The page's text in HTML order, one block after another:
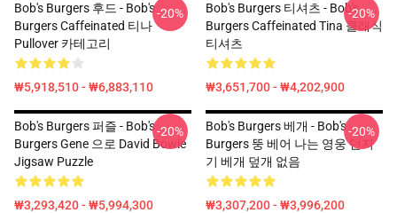
Bob's Burgers 후드 - Bob's
Burgers Caffeinated 티나
Pullover 카테고리
₩5,918,510 - ₩6,883,110
-20%
Bob's Burgers 티셔츠 - Bob's
Burgers Caffeinated Tina 클래식
티셔츠
₩3,651,700 - ₩4,202,900
-20%
Bob's Burgers 퍼즐 - Bob's
Burgers Gene 으로 David Bowie
Jigsaw Puzzle
₩3,293,420 - ₩5,994,300
-20%
Bob's Burgers 베개 - Bob's
Burgers 뚱 베어 나는 영웅 던지
기 베개 덮개 없음
₩3,307,200 - ₩3,996,200
-20%